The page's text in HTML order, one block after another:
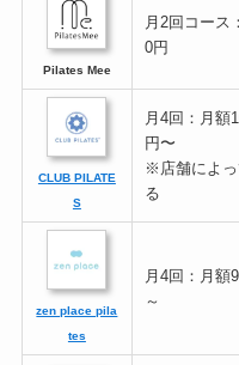
Pilates Mee
月2回コース
0円
CLUB PILATE
S
月4回：月額
円〜
※店舗によ
る
zen place pila
tes
月4回：月額
～